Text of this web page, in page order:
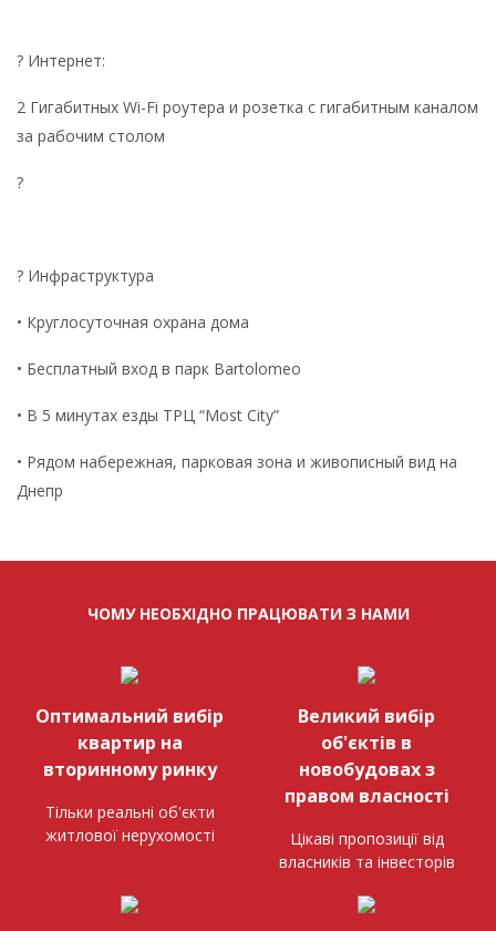
? Интернет:
2 Гигабитных Wi-Fi роутера и розетка с гигабитным каналом
за рабочим столом
?
? Инфраструктура
• Круглосуточная охрана дома
• Бесплатный вход в парк Bartolomeo
• В 5 минутах езды ТРЦ “Most City”
• Рядом набережная, парковая зона и живописный вид на
Днепр
ЧОМУ НЕОБХІДНО ПРАЦЮВАТИ З НАМИ
Оптимальний вибір
квартир на
вторинному ринку
Тільки реальні об'єкти
житлової нерухомості
Великий вибір
об'єктів в
новобудовах з
правом власності
Цікаві пропозиції від
власників та інвесторів